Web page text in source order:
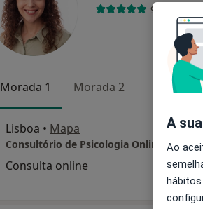
91 opiniões
Morada 1 Morada 2
Lisboa • Mapa
Consultório de Psicologia Online - Lisboa
Consulta online
A
Ao
hábitos